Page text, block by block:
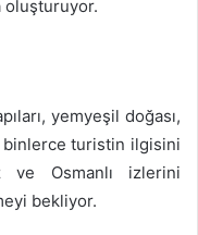
oluşturuyor.
yemyeşil doğası,
binlerce turistin ilgisini
ve Osmanlı izlerini
bekliyor.